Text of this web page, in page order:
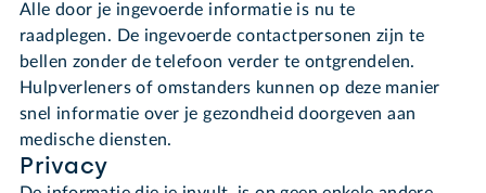
Alle door je ingevoerde informatie is nu te
raadplegen. De ingevoerde contactpersonen zijn te
bellen zonder de telefoon verder te ontgrendelen.
Hulpverleners of omstanders kunnen op deze manier
snel informatie over je gezondheid doorgeven aan
medische diensten.
Privacy